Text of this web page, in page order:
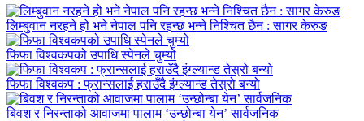
लिम्बुवान नरहने हो भने नेपाल पनि रहन्छ भन्ने निश्चित छैन : सागर केरुङ
फिफा विश्वकपको उपाधि स्पेनले चुम्यो
फिफा विश्वकप : फ्रान्सलाई हराउँदै इंग्ल्यान्ड तेस्रो बन्यो
बिवश र निरन्ताको आवाजमा पालाम ‘उन्छोन्बा येन’ सार्वजनिक